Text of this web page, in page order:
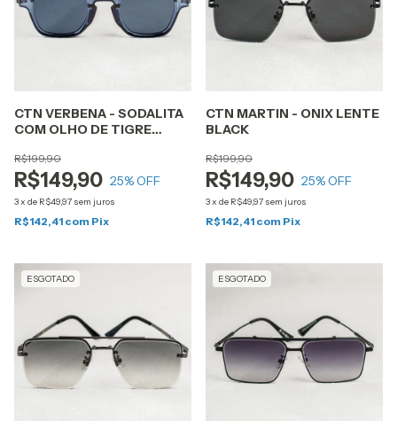
CTN VERBENA - SODALITA
COM OLHO DE TIGRE
R$149,90
R$199,90
25% OFF
3x de R$49,97 sem juros
R$142,41 com Pix
CTN MARTIN - ONIX LENTE
BLACK
R$149,90
R$199,90
25% OFF
3x de R$49,97 sem juros
R$142,41 com Pix
ESGOTADO ESGOTADO